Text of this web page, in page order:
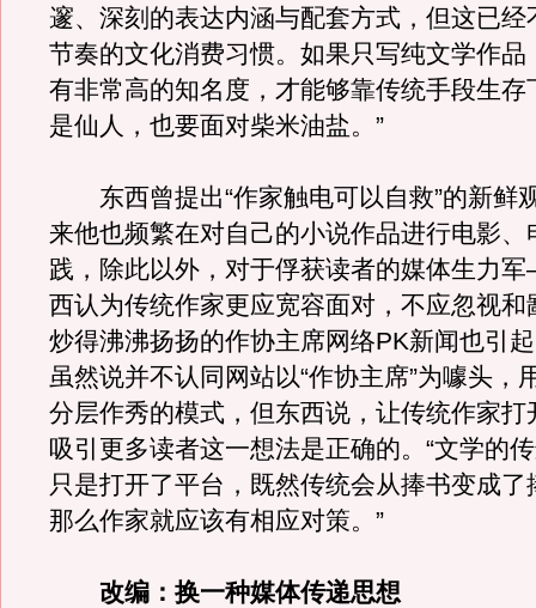
邃、深刻的表达内涵与配套方式，但这已经
节奏的文化消费习惯。如果只写纯文学作品
有非常高的知名度，才能够靠传统手段生存
是仙人，也要面对柴米油盐。”
东西曾提出“作家触电可以自救”的新鲜
来他也频繁在对自己的小说作品进行电影、
践，除此以外，对于俘获读者的媒体生力
西认为传统作家更应宽容面对，不应忽视和
炒得沸沸扬扬的作协主席网络PK新闻也引
虽然说并不认同网站以“作协主席”为噱头，
分层作秀的模式，但东西说，让传统作家打
吸引更多读者这一想法是正确的。“文学的
只是打开了平台，既然传统会从捧书变成了
那么作家就应该有相应对策。”
改编：换一种媒体传递思想